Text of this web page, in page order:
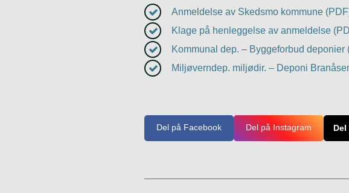
Anmeldelse av Skedsmo kommune
Klage på henleggelse av anmeldelse
Kommunal dep. – Byggeforbud deponier
Miljøverndep. miljødir. – Deponi
Del på Facebook Del på Instagram Del